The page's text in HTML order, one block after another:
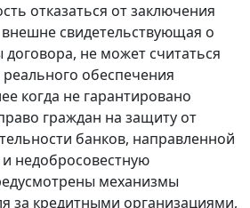
отказаться от заключения
свидетельствующая о
не может считаться
обеспечения
когда не гарантировано
граждан на защиту от
банков, направленной
недобросовестную
механизмы
за кредитными организациями,